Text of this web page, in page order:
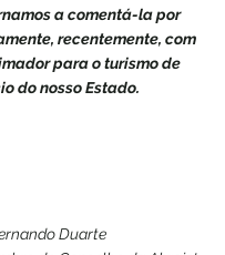
a comentá-la por
recentemente, com
para o turismo de
do nosso Estado.
Duarte